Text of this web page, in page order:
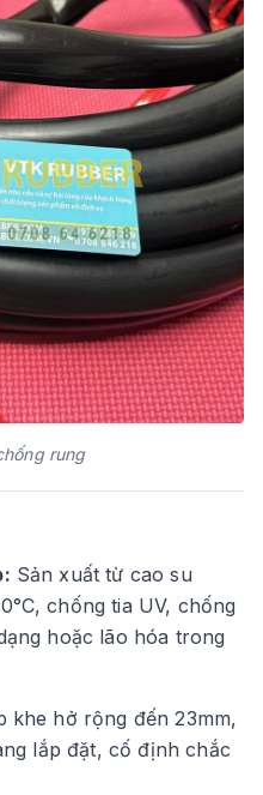
rung
Sản xuất từ cao su
chống tia UV, chống
hoặc lão hóa trong
khe hở rộng đến 23mm,
lắp đặt, cố định chắc